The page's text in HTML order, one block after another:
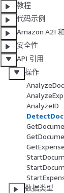
教程
代码示例
Amazon A2I 和
安全性
API 引用
操作
AnalyzeID
数据类型